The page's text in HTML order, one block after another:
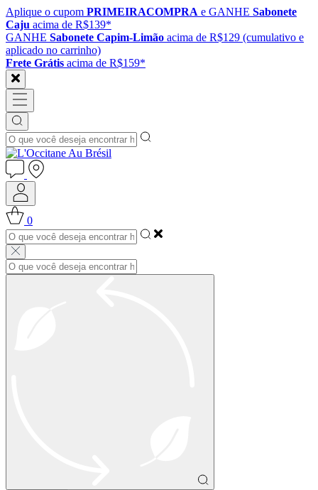
Aplique o cupom PRIMEIRACOMPRA e GANHE Sabonete
Caju acima de R$139*
GANHE Sabonete Capim-Limão acima de R$129 (cumulativo e
aplicado no carrinho)
Frete Grátis acima de R$159*
0